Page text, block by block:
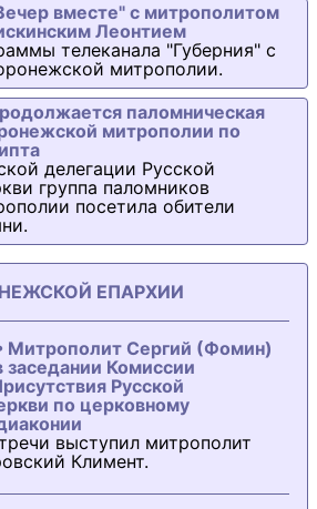
вместе" с митрополитом
Леонтием
телеканала "Губерния" с
митрополии.
паломническая
митрополии по
делегации Русской
группа паломников
посетила обители
ЕПАРХИИ
Митрополит Сергий (Фомин)
заседании Комиссии
Русской
по церковному
выступил митрополит
Климент.